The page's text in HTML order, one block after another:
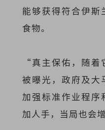
能够获得符合伊斯
食物。
“真主保佑，随着
被曝光，政府及大
加强标准作业程序
加人手，当局也会